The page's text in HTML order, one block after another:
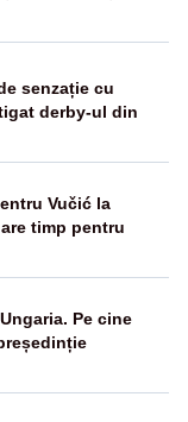
senzație cu
derby-ul din
Vučić la
timp pentru
Pe cine